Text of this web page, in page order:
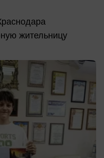
жительницу